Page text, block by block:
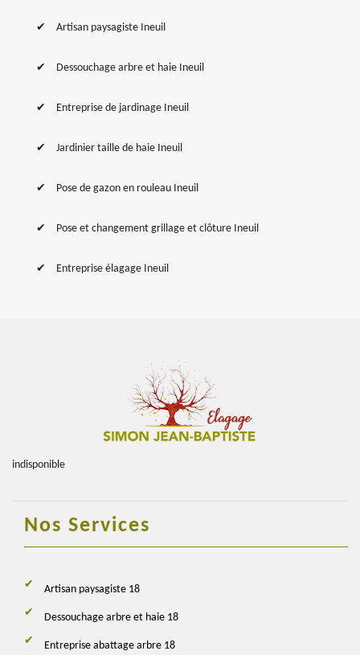
Artisan paysagiste Ineuil
Dessouchage arbre et haie Ineuil
Entreprise de jardinage Ineuil
Jardinier taille de haie Ineuil
Pose de gazon en rouleau Ineuil
Pose et changement grillage et clôture Ineuil
Entreprise élagage Ineuil
indisponible
Nos Services
Artisan paysagiste 18
Dessouchage arbre et haie 18
Entreprise abattage arbre 18